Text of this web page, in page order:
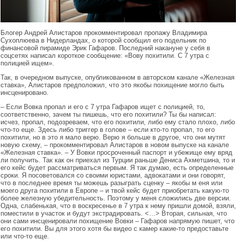
Блогер Андрей Алистаров прокомментировал пропажу Владимира
Сухоплюева в Нидерландах, о которой сообщил его подельник по
финансовой пирамиде Эрик Гафаров. Последний накануне у себя в
соцсетях написал короткое сообщение: «Вову похитили. С 7 утра с
полицией ищем».
Так, в очередном выпуске, опубликованном в авторском канале «Железная
ставка», Алистаров предположил, что это якобы похищение могло быть
инсценировано.
– Если Вовка пропал и его с 7 утра Гафаров ищет с полицией, то,
соответственно, зачем ты пишешь, что его похитили? Ты бы написал:
исчез, пропал, подозреваем, что его похитили, либо ему стало плохо, либо
что-то еще. Здесь либо триггер в голове – если кто-то пропал, то его
похитили, но в это я мало верю. Верю я больше в другое, что они мутят
новую схему, – прокомментировал Алистаров в новом выпуске на канале
«Железная ставка». – У Вовки просроченный паспорт и убежище ему вряд
ли получить. Так как он приехал из Турции раньше Дениса Ахметшина, то и
его кейс будет рассматриваться первым. Я так думаю, есть определенные
сроки. Я посоветовался со своими юристами, адвокатами и они говорят,
что в последнее время ты можешь разыграть сценку – якобы м еня или
моего друга похитили в Европе – и твой кейс будет приобретать какую-то
более железную убедительность. Поэтому у меня сложились две версии.
Одна, слабенькая, что в воскресенье в 7 утра к нему пришли домой, взяли,
поместили в участок и будут экстрадировать. <…> Вторая, сильная, что
они сами инсценировали похищение Вовки – Гафаров напрямую пишет, что
его похитили. Вы для этого хотя бы видео с камер какие-то предоставьте
или что-то еще.